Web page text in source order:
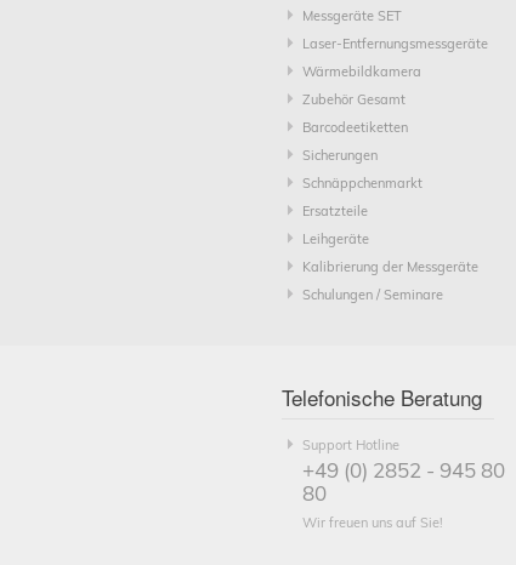
Messgeräte SET
Laser-Entfernungsmessgeräte
Wärmebildkamera
Zubehör Gesamt
Barcodeetiketten
Sicherungen
Schnäppchenmarkt
Ersatzteile
Leihgeräte
Kalibrierung der Messgeräte
Schulungen / Seminare
Telefonische Beratung
Support Hotline
+49 (0) 2852 - 945 80
80
Wir freuen uns auf Sie!